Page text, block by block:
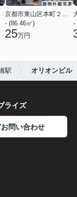
京都市東山区本町２２丁目
- (86.46㎡)
25万円
-
駅 オリオンビル
ライズ
お問い合わせ